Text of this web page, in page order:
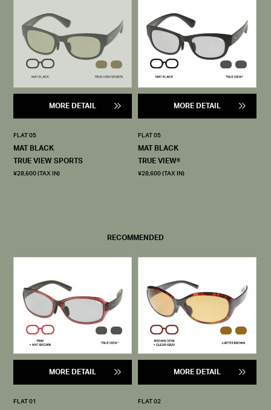
MORE DETAIL
FLAT 05
MAT BLACK
TRUE VIEW SPORTS
¥28,600 (TAX IN)
MORE DETAIL
FLAT 05
MAT BLACK
TRUE VIEW®
¥28,600 (TAX IN)
RECOMMENDED
MORE DETAIL
FLAT 01
MORE DETAIL
FLAT 02